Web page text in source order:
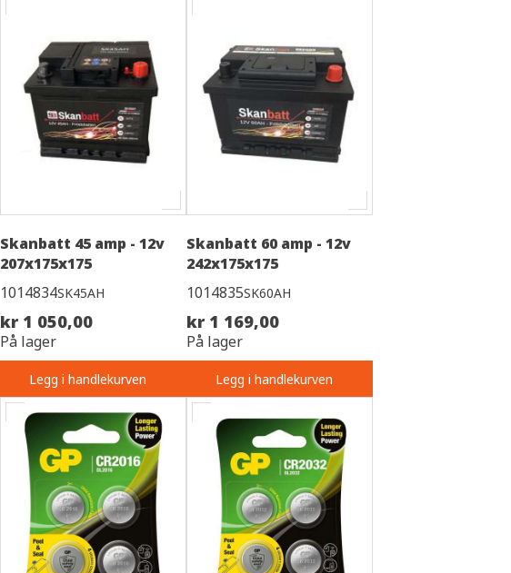
Skanbatt 45 amp - 12v
207x175x175
1014834SK45AH
kr 1 050,00
På lager
Legg i handlekurven
Skanbatt 60 amp - 12v
242x175x175
1014835SK60AH
kr 1 169,00
På lager
Legg i handlekurven